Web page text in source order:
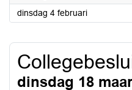
dinsdag 4 februari2025
dinsdag 18